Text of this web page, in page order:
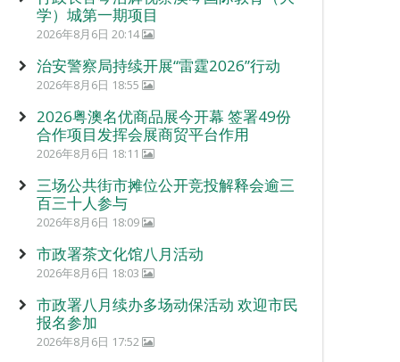
学）城第一期项目
2026年8月6日 20:14
治安警察局持续开展“雷霆2026”行动
2026年8月6日 18:55
2026粤澳名优商品展今开幕 签署49份
合作项目发挥会展商贸平台作用
2026年8月6日 18:11
三场公共街市摊位公开竞投解释会逾三
百三十人参与
2026年8月6日 18:09
市政署茶文化馆八月活动
2026年8月6日 18:03
市政署八月续办多场动保活动 欢迎市民
报名参加
2026年8月6日 17:52